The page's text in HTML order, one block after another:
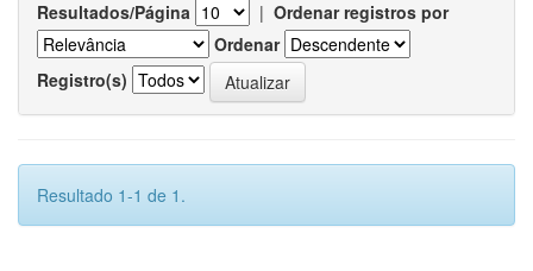
Resultados/Página | Ordenar registros por
Ordenar
Registro(s)
Resultado 1-1 de 1.